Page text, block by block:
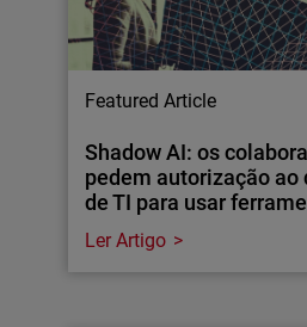
Featured Article
Shadow AI: os
pedem autorização
de TI para usar
Ler Artigo